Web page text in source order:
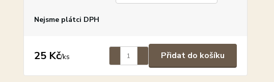
Nejsme plátci DPH
25 Kč/ks Přidat do košíku